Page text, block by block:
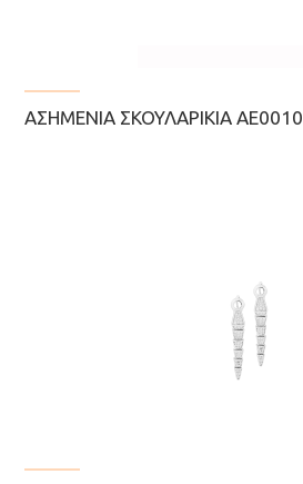
ΑΣΗΜΈΝΙΑ ΣΚΟΥΛΑΡΊΚΙΑ ΑΕ0010